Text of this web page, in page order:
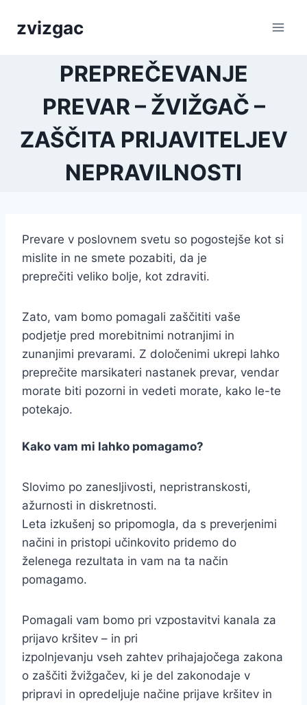
zvizgac
PREPREČEVANJE
PREVAR – ŽVIŽGAČ –
ZAŠČITA PRIJAVITELJEV
NEPRAVILNOSTI
Prevare v poslovnem svetu so pogostejše kot si
mislite in ne smete pozabiti, da je
preprečiti veliko bolje, kot zdraviti.
Zato, vam bomo pomagali zaščititi vaše
podjetje pred morebitnimi notranjimi in
zunanjimi prevarami. Z določenimi ukrepi lahko
preprečite marsikateri nastanek prevar, vendar
morate biti pozorni in vedeti morate, kako le-te
potekajo.
Kako vam mi lahko pomagamo?
Slovimo po zanesljivosti, nepristranskosti,
ažurnosti in diskretnosti.
Leta izkušenj so pripomogla, da s preverjenimi
načini in pristopi učinkovito pridemo do
želenega rezultata in vam na ta način
pomagamo.
Pomagali vam bomo pri vzpostavitvi kanala za
prijavo kršitev – in pri
izpolnjevanju vseh zahtev prihajajočega zakona
o zaščiti žvižgačev, ki je del zakonodaje v
pripravi in opredeljuje načine prijave kršitev in